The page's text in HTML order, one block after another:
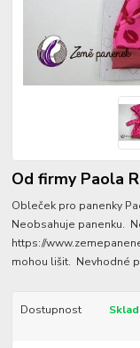
Od firmy Paola
Obleček pro panenky
Neobsahuje panenku.
https://
mohou lišit. Nevhodné
Dostupnost